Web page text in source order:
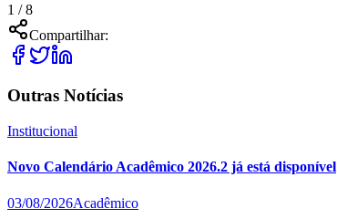
1 /8
Compartilhar:
Outras Notícias
Institucional
Novo Calendário Acadêmico 2026.2 já está disponível
03/08/2026Acadêmico